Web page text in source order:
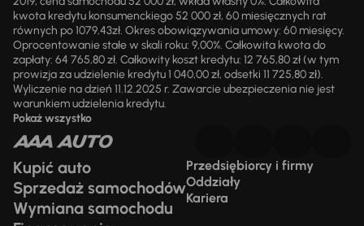
kwota kredytu konsumenckiego 52 000 zł, 60 miesięcznych rat
równych po 1079,43zł. Okres obowiązywania umowy: 60 miesięcy.
Oprocentowanie stałe w skali roku: 9,00%. Całkowita kwota do
zapłaty: 64 765,80 zł. Całkowity koszt kredytu: 12 765,80 zł (w tym
prowizja za udzielenie kredytu 1 040,00 zł, odsetki 11 725,80 zł).
Wyliczenie na dzień 11.12.2025 r. Zawarcie ubezpieczenia nie jest
warunkiem udzielenia kredytu.
Pokaż wszystko
Kupić auto
Sprzedaż samochodów
Wymiana samochodu
Przedsiębiorcy i firmy
Oddziały
Kariera